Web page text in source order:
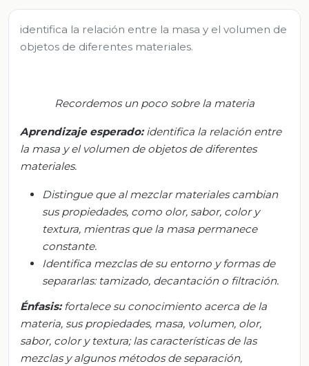
identifica la relación entre la masa y el volumen de
objetos de diferentes materiales.
Recordemos un poco sobre la materia
Aprendizaje esperado: identifica la relación entre
la masa y el volumen de objetos de diferentes
materiales.
Distingue que al mezclar materiales cambian
sus propiedades, como olor, sabor, color y
textura, mientras que la masa permanece
constante.
Identifica mezclas de su entorno y formas de
separarlas: tamizado, decantación o filtración.
Énfasis:fortalece su conocimiento acerca de la
materia, sus propiedades, masa, volumen, olor,
sabor, color y textura; las características de las
mezclas y algunos métodos de separación,